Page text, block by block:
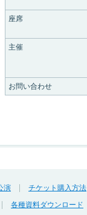
座席
主催
お問い合わせ
演 チケット購入方法
各種資料ダウンロード